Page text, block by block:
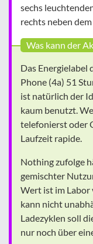
sechs
rechts neben
Was kann der
Das Energielabel
Phone (4a) 51
ist natürlich der
kaum benutzt.
telefonierst oder
Laufzeit rapide.
Nothing zufolge
gemischter
Wert ist im Labor
kann nicht
Ladezyklen soll
nur noch über